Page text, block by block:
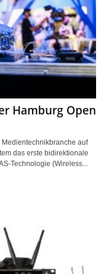
Hamburg Open
auf
das erste bidirektionale
Technologie (Wireless...